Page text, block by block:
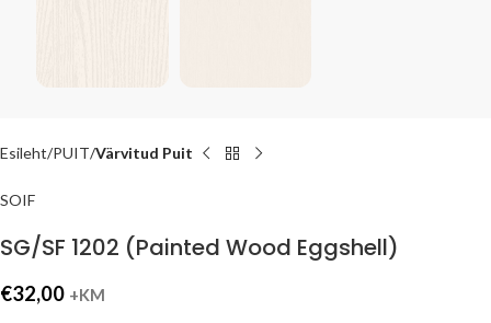
Esileht PUIT Värvitud Puit
SOIF
SG/SF 1202 (Painted Wood Eggshell)
€32,00 +KM